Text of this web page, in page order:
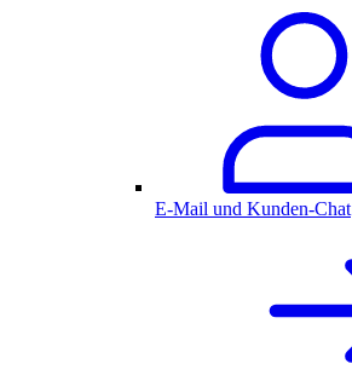
E-Mail und Kunden-Chat